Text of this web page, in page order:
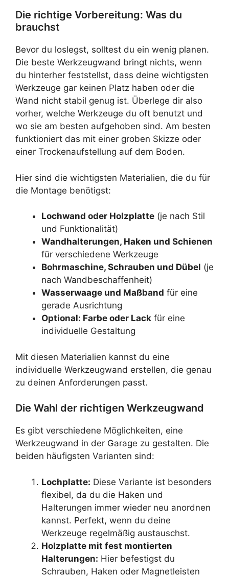
Die richtige Vorbereitung: Was du
brauchst
Bevor du loslegst, solltest du ein wenig planen.
Die beste Werkzeugwand bringt nichts, wenn
du hinterher feststellst, dass deine wichtigsten
Werkzeuge gar keinen Platz haben oder die
Wand nicht stabil genug ist. Überlege dir also
vorher, welche Werkzeuge du oft benutzt und
wo sie am besten aufgehoben sind. Am besten
funktioniert das mit einer groben Skizze oder
einer Trockenaufstellung auf dem Boden.
Hier sind die wichtigsten Materialien, die du für
die Montage benötigst:
Lochwand oder Holzplatte (je nach Stil
und Funktionalität)
Wandhalterungen, Haken und Schienen
für verschiedene Werkzeuge
Bohrmaschine, Schrauben und Dübel (je
nach Wandbeschaffenheit)
Wasserwaage und Maßband für eine
gerade Ausrichtung
Optional: Farbe oder Lack für eine
individuelle Gestaltung
Mit diesen Materialien kannst du eine
individuelle Werkzeugwand erstellen, die genau
zu deinen Anforderungen passt.
Die Wahl der richtigen Werkzeugwand
Es gibt verschiedene Möglichkeiten, eine
Werkzeugwand in der Garage zu gestalten. Die
beiden häufigsten Varianten sind:
Lochplatte: Diese Variante ist besonders
flexibel, da du die Haken und
Halterungen immer wieder neu anordnen
kannst. Perfekt, wenn du deine
Werkzeuge regelmäßig austauschst.
Holzplatte mit fest montierten
Halterungen: Hier befestigst du
Schrauben, Haken oder Magnetleisten